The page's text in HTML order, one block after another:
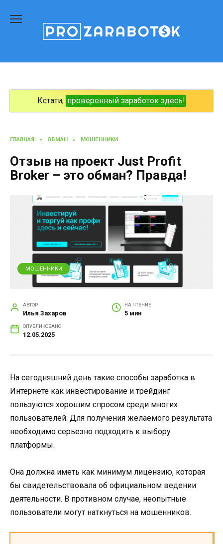
содержанию
Кстати, проверенный заработок здесь!
ГЛАВНАЯ » ОБМАН » МОШЕННИКИ
Отзыв на проект Just Profit
Broker – это обман? Правда!
МОШЕННИКИ
АВТОР
Илья Захаров
НА ЧТЕНИЕ
5 мин
ОПУБЛИКОВАНО
12.05.2025
На сегодняшний день такие способы заработка в
Интернете как инвестирование и трейдинг
пользуются хорошим спросом среди многих
пользователей. Для получения желаемого результата
необходимо серьезно подходить к выбору
платформы.
Она должна иметь как минимум лицензию, которая
бы свидетельствовала об официальном ведении
деятельности. В противном случае, неопытные
пользователи могут наткнуться на мошенников.